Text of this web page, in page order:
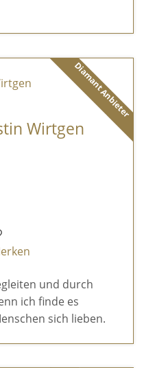
Diamant Anbieter
Wirtgen
und durch
ich finde es
sich lieben.